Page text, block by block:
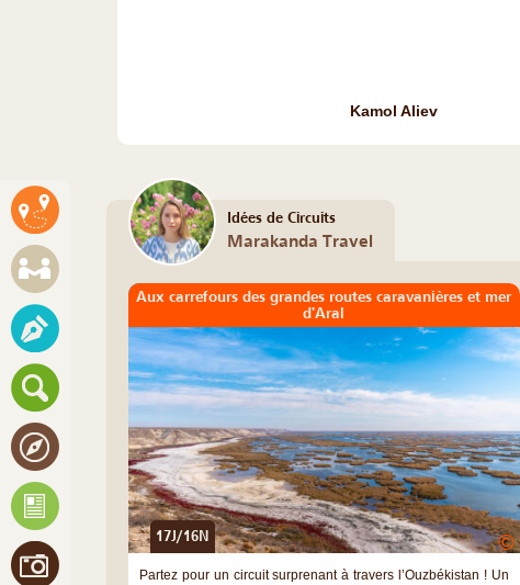
Kamol Aliev
Idées de Circuits
Marakanda Travel
Aux carrefours des grandes routes caravanières et mer
d'Aral
17J/16N ©
Partez pour un circuit surprenant à travers l’Ouzbékistan ! Un